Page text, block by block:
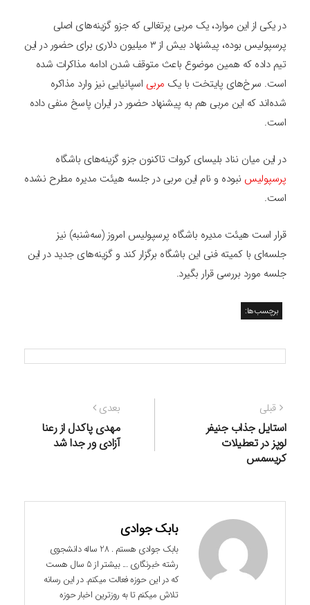
در یکی از این موارد، یک مربی پرتغالی که جزو گزینه‌های اصلی
پرسپولیس بوده، پیشنهاد بیش از ۳ میلیون دلاری برای حضور در این
تیم داده که همین موضوع باعث متوقف شدن ادامه مذاکرات شده
است. سرخ‌های پایتخت با یک مربی اسپانیایی نیز وارد مذاکره
شده‌اند که این مربی هم به پیشنهاد حضور در ایران پاسخ منفی داده
است.
در این میان نناد بلیسای کروات تاکنون جزو گزینه‌های باشگاه
پرسپولیس نبوده و نام این مربی در جلسه هیئت مدیره مطرح نشده
است.
قرار است هیئت مدیره باشگاه پرسپولیس امروز (سه‌شنبه) نیز
جلسه‌ای با کمیته فنی این باشگاه برگزار کند و گزینه‌های جدید در این
جلسه مورد بررسی قرار بگیرد.
برچسب‌ها:
راهبری
نوشته
قبلی
قبلی:
استایل جذاب جنیفر
لوپز در تعطیلات
کریسمس
بعدی
بعدی:
مهدی پاکدل از رعنا
آزادی ور جدا شد
بابک جوادی
بابک جوادی هستم . 28 ساله دانشجوی
رشته خبرنگاری ... بیشتر از 5 سال هست
که در این حوزه فعالت میکنم. در این رسانه
تلاش میکنم تا به روزترین اخبار حوزه